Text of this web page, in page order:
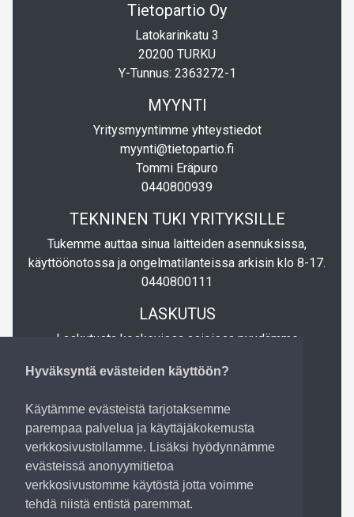
Hyväksyntä evästeiden käyttöön?
Käytämme evästeistä tarjotaksemme
parempaa palvelua ja käyttäjäkokemusta
verkkosivustollamme. Lisäksi hyödynnämme
evästeissä anonyymitietoa
verkkosivustomme käytöstä jotta voimme
tehdä niistä entistä paremmat.
Tietopartio Oy
Latokarinkatu 3
20200 TURKU
Y-Tunnus: 2363272-1
MYYNTI
Yritysmyyntimme yhteystiedot
myynti@tietopartio.fi
Tommi Eräpuro
0440800939
TEKNINEN TUKI YRITYKSILLE
Tukemme auttaa sinua laitteiden asennuksissa,
käyttöönotossa ja ongelmatilanteissa arkisin klo 8-17.
0440800111
LASKUTUS
Laskutusta koskevissa asioissa pyydämme
laskutus@tietopartio.fi
LASKUTUSTIEDOT
Tietopartio Oy
Verkkolaskuosoite: 003723632721
Verkkolaskuoperaattori: 003723327487 (Apix
Messaging Oy)
Operaattoritunnus: DABAFIHH